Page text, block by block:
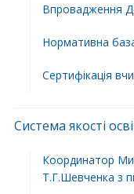
Впровадження
Нормативна
Сертифікація
Система якості
Координатор
Т.Г.Шевченка з